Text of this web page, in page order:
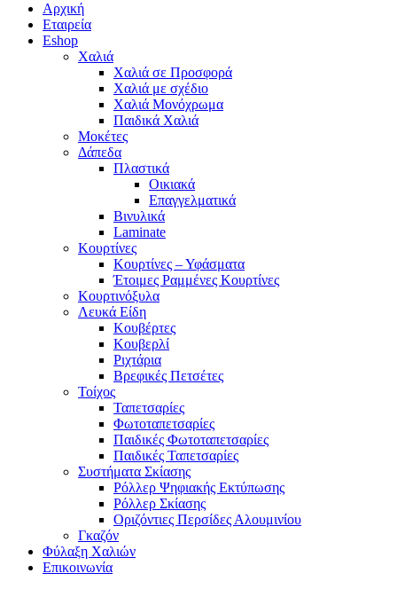
Αρχική
Εταιρεία
Eshop
Χαλιά
Χαλιά σε Προσφορά
Χαλιά με σχέδιο
Χαλιά Μονόχρωμα
Παιδικά Χαλιά
Μοκέτες
Δάπεδα
Πλαστικά
Οικιακά
Επαγγελματικά
Βινυλικά
Laminate
Κουρτίνες
Κουρτίνες – Υφάσματα
Έτοιμες Ραμμένες Κουρτίνες
Κουρτινόξυλα
Λευκά Είδη
Κουβέρτες
Κουβερλί
Ριχτάρια
Βρεφικές Πετσέτες
Τοίχος
Ταπετσαρίες
Φωτοταπετσαρίες
Παιδικές Φωτοταπετσαρίες
Παιδικές Ταπετσαρίες
Συστήματα Σκίασης
Ρόλλερ Ψηφιακής Εκτύπωσης
Ρόλλερ Σκίασης
Οριζόντιες Περσίδες Αλουμινίου
Γκαζόν
Φύλαξη Χαλιών
Επικοινωνία